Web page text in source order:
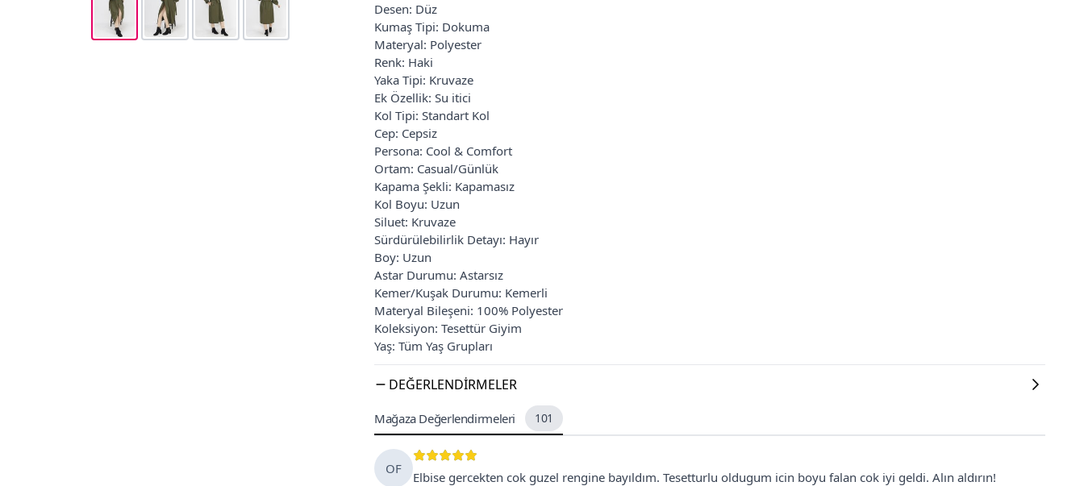
Desen: Düz
Kumaş Tipi: Dokuma
Materyal: Polyester
Renk: Haki
Yaka Tipi: Kruvaze
Ek Özellik: Su itici
Kol Tipi: Standart Kol
Cep: Cepsiz
Persona: Cool & Comfort
Ortam: Casual/Günlük
Kapama Şekli: Kapamasız
Kol Boyu: Uzun
Siluet: Kruvaze
Sürdürülebilirlik Detayı: Hayır
Boy: Uzun
Astar Durumu: Astarsız
Kemer/Kuşak Durumu: Kemerli
Materyal Bileşeni: 100% Polyester
Koleksiyon: Tesettür Giyim
Yaş: Tüm Yaş Grupları
DEĞERLENDIRMELER
Mağaza Değerlendirmeleri 101
OF
Elbise gercekten cok guzel rengine bayıldım. Tesetturlu oldugum icin boyu falan cok iyi geldi. Alın aldırın!